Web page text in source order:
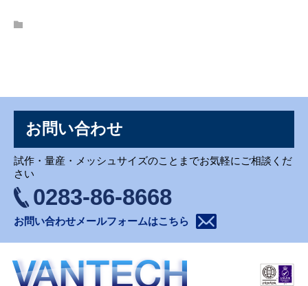
お問い合わせ
試作・量産・メッシュサイズのことまでお気軽にご相談くだ
さい
0283-86-8668
お問い合わせメールフォームはこちら
お問い合わせ